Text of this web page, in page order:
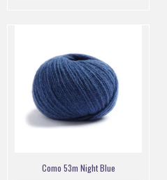
Como 53m Night Blue